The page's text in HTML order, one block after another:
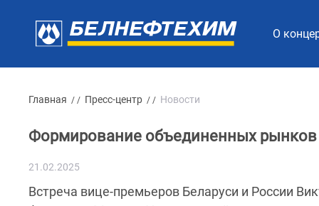
О
Главная / / Пресс-центр / / Новости
Формирование объединенных рынков
21.02.2025
Встреча вице-премьеров Беларуси и России